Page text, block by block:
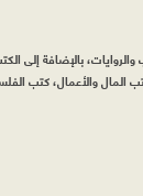
بالإضافة إلى
والأعمال، كتب